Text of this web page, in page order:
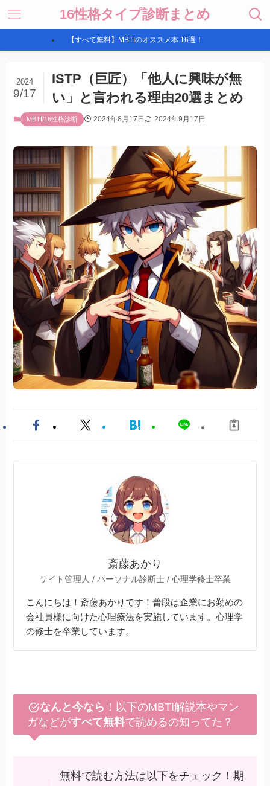
16性格タイプ診断まとめ
【すべて無料】MBTIのオススメ本 16選！
ISTP（巨匠）「他人に興味が無
い」と言われる理由20選まとめ
2024
9/17
MBTI/16性格診断 2024年8月17日 2024年9月17日
斎藤あかり
サイト管理人 / パーソナル診断士 / 心理学修士卒業
こんにちは！斎藤あかりです！普段は企業にお勤めの
会社員様に向けた心理療法を実施しています。心理学
の修士を卒業しています。
なんと今なら ！以下のMBTI解説本やマン
ガなどがすべて無料で読めるの知ってた？
無料で読む方法は以下をチェック！期